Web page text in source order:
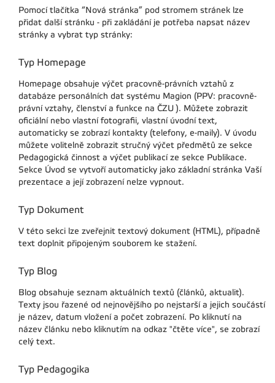
Pomocí tlačítka “Nová stránka” pod stromem stránek lze
přidat další stránku - při zakládání je potřeba napsat název
stránky a vybrat typ stránky:
Typ Homepage
Homepage obsahuje výčet pracovně-právních vztahů z
databáze personálních dat systému Magion (PPV: pracovně-
právní vztahy, členství a funkce na ČZU ). Můžete zobrazit
oficiální nebo vlastní fotografii, vlastní úvodní text,
automaticky se zobrazí kontakty (telefony, e-maily). V úvodu
můžete volitelně zobrazit stručný výčet předmětů ze sekce
Pedagogická činnost a výčet publikací ze sekce Publikace.
Sekce Úvod se vytvoří automaticky jako základní stránka Vaší
prezentace a její zobrazení nelze vypnout.
Typ Dokument
V této sekci lze zveřejnit textový dokument (HTML), případně
text doplnit připojeným souborem ke stažení.
Typ Blog
Blog obsahuje seznam aktuálních textů (článků, aktualit).
Texty jsou řazené od nejnovějšího po nejstarší a jejich součástí
je název, datum vložení a počet zobrazení. Po kliknutí na
název článku nebo kliknutím na odkaz "čtěte více", se zobrazí
celý text.
Typ Pedagogika